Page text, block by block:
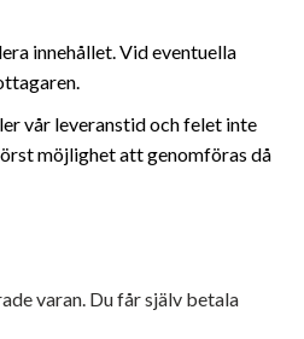
innehållet. Vid eventuella
vår leveranstid och felet inte
möjlighet att genomföras då
varan. Du får själv betala